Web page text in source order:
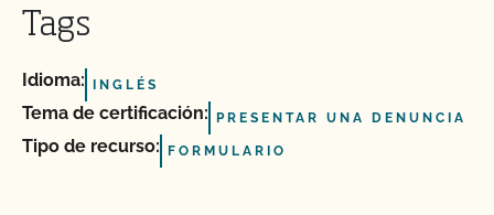
Tags
Idioma: INGLÉS
Tema de certificación: PRESENTAR UNA DENUNCIA
Tipo de recurso: FORMULARIO